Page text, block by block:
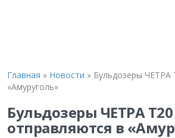
Главная » Новости » Бульдозеры ЧЕТРА
«Амуруголь»
Бульдозеры ЧЕТРА Т20
отправляются в